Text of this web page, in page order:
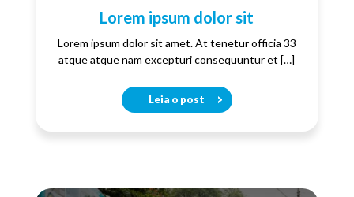
Lorem ipsum dolor sit
Lorem ipsum dolor sit amet. At tenetur officia 33
atque atque nam excepturi consequuntur et […]
Leia o post